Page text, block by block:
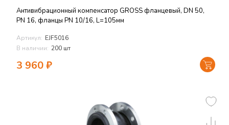
Антивибрационный компенсатор GROSS фланцевый, DN 50,
PN 16, фланцы PN 10/16, L=105мм
Артикул: EJF5016
В наличии: 200 шт
3 960₽